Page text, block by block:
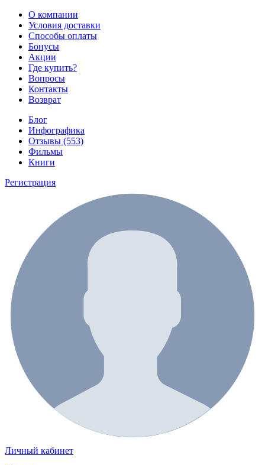
О компании
Условия доставки
Способы оплаты
Бонусы
Акции
Где купить?
Вопросы
Контакты
Возврат
Блог
Инфографика
Отзывы (553)
Фильмы
Книги
Регистрация
Личный кабинет